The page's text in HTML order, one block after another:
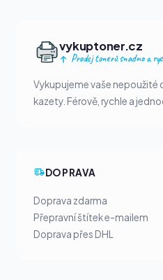
vykuptoner.cz
Prodej tonerů snadno a
Vykupujeme vaše nepoužité
kazety. Férově, rychle a
DOPRAVA
Doprava zdarma
Přepravní štítek e-mailem
Doprava přes DHL